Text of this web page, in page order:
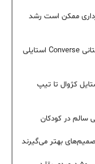
ممکن است رشد
راهنمای ست کردن کفش کانورس؛ چگونه با کتانی Converse استایلی
کژوال تا تیپ
بهتر می‌گیرند